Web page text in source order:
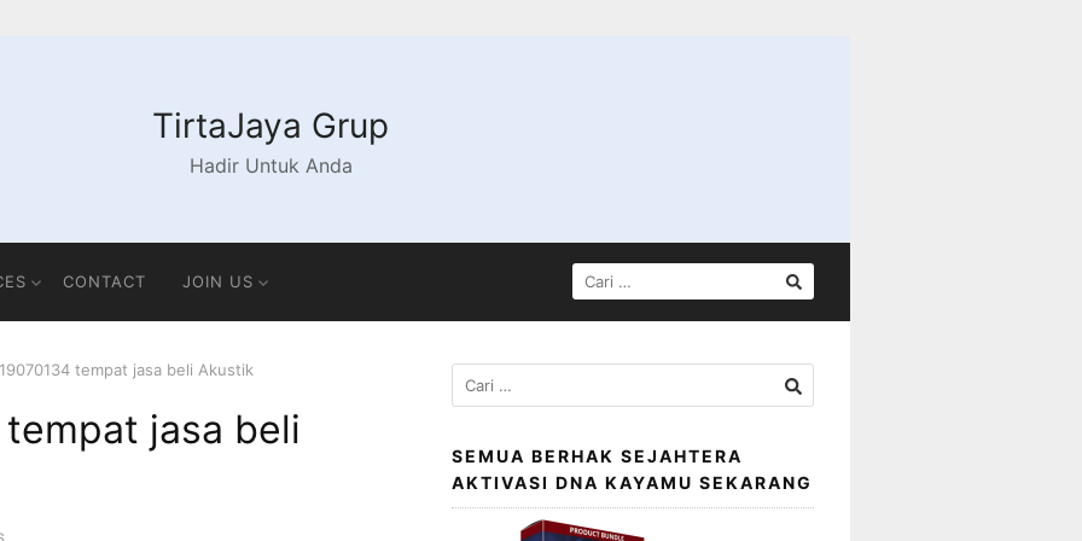
TirtaJaya Grup
Hadir Untuk Anda
CONTACT JOIN US
CARI
UNTUK:
tempat jasa beli Akustik
jasa beli
Cari
untuk:
SEMUA BERHAK SEJAHTERA
AKTIVASI DNA KAYAMU SEKARANG